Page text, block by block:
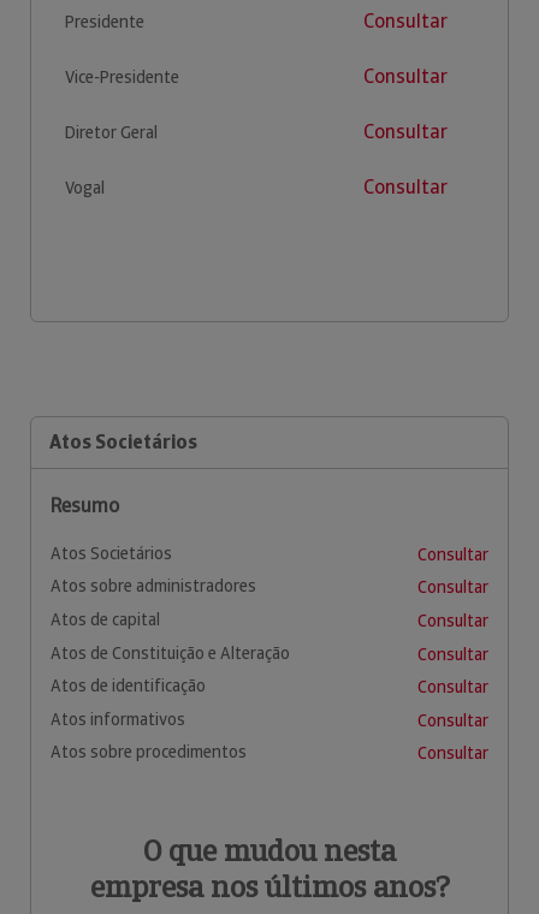
Presidente Consultar
Vice-Presidente Consultar
Diretor Geral Consultar
Vogal Consultar
Atos Societários
Resumo
Atos Societários
Consultar
Atos sobre administradores
Consultar
Atos de capital
Consultar
Atos de Constituição e Alteração
Consultar
Atos de identificação
Consultar
Atos informativos
Consultar
Atos sobre procedimentos
Consultar
O que mudou nesta
empresa nos últimos anos?